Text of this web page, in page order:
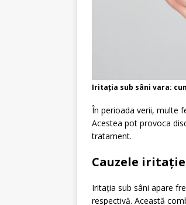
Iritația sub sâni vara:
În perioada verii, multe
Acestea pot provoca
tratament.
Cauzele
Iritația sub sâni apare
respectivă. Această